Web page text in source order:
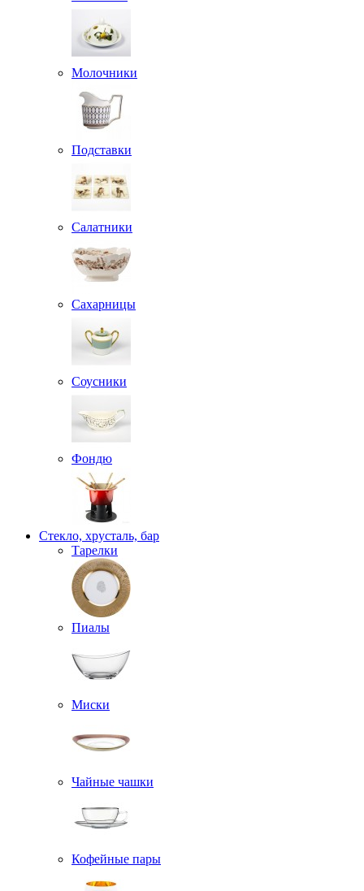
Молочники
Подставки
Салатники
Сахарницы
Соусники
Фондю
Стекло, хрусталь, бар
Тарелки
Пиалы
Миски
Чайные чашки
Кофейные пары